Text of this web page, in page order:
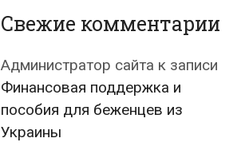
Свежие комментарии
Администратор сайта к записи
Финансовая поддержка и
пособия для беженцев из
Украины